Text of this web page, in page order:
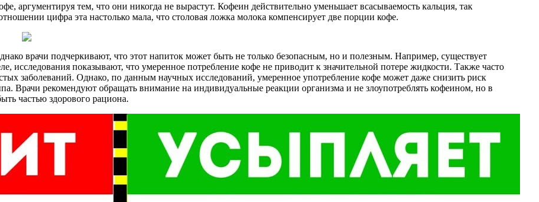
аргументируя тем, что они никогда не вырастут. Кофеин действительно уменьшает всасываемость кальция, так
цифра эта настолько мала, что столовая ложка молока компенсирует две порции кофе.
врачи подчеркивают, что этот напиток может быть не только безопасным, но и полезным. Например, существует
исследования показывают, что умеренное потребление кофе не приводит к значительной потере жидкости. Также часто
заболеваний. Однако, по данным научных исследований, умеренное употребление кофе может даже снизить риск
Врачи рекомендуют обращать внимание на индивидуальные реакции организма и не злоупотреблять кофеином, но в
частью здорового рациона.